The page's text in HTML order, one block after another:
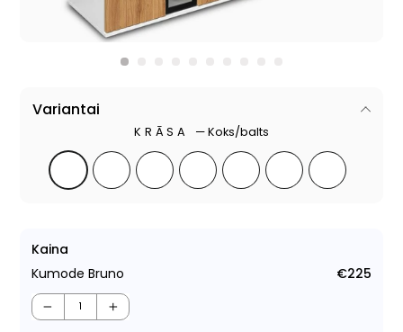
Variantai
KRĀSA —Koks/balts
Kaina
Kumode Bruno
€225
− +